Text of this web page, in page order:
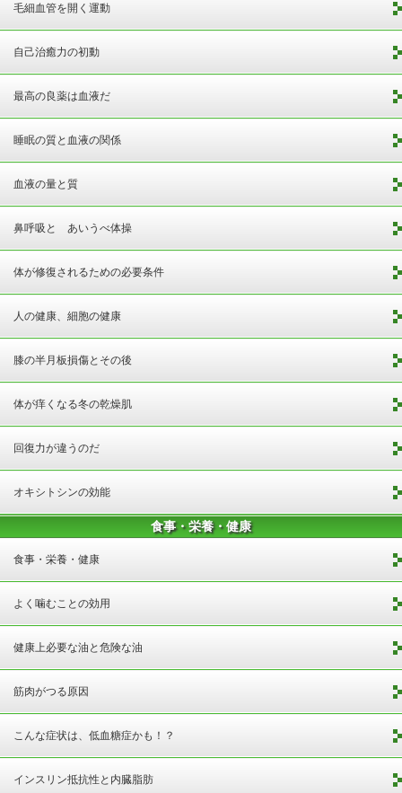
毛細血管を開く運動
自己治癒力の初動
最高の良薬は血液だ
睡眠の質と血液の関係
血液の量と質
鼻呼吸と あいうべ体操
体が修復されるための必要条件
人の健康、細胞の健康
膝の半月板損傷とその後
体が痒くなる冬の乾燥肌
回復力が違うのだ
オキシトシンの効能
食事・栄養・健康
食事・栄養・健康
よく噛むことの効用
健康上必要な油と危険な油
筋肉がつる原因
こんな症状は、低血糖症かも！？
インスリン抵抗性と内臓脂肪